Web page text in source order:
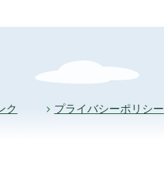
ク プライバシーポリシー